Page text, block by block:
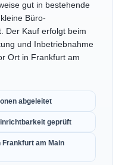
gut in bestehende
Büro-
Der Kauf erfolgt beim
und Inbetriebnahme
Ort in Frankfurt am
abgeleitet
geprüft
am Main